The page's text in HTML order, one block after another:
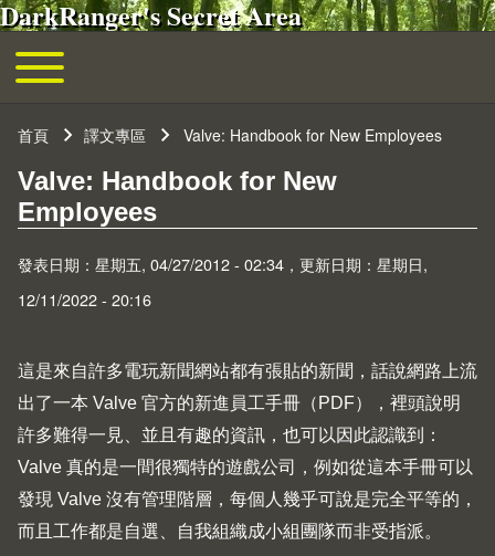
移至主內容
DarkRanger's Secret Area
主導覽
Toggle main menu
首頁 譯文專區 Valve: Handbook for New Employees
Valve: Handbook for New
Employees
發表日期：星期五, 04/27/2012 - 02:34，更新日期：星期日,
12/11/2022 - 20:16
這是來自許多電玩新聞網站都有張貼的新聞，話說網路上流
出了一本 Valve 官方的新進員工手冊（ PDF），裡頭說明
許多難得一見、並且有趣的資訊，也可以因此認識到：
Valve 真的是一間很獨特的遊戲公司，例如從這本手冊可以
發現 Valve 沒有管理階層，每個人幾乎可說是完全平等的，
而且工作都是自選、自我組織成小組團隊而非受指派。